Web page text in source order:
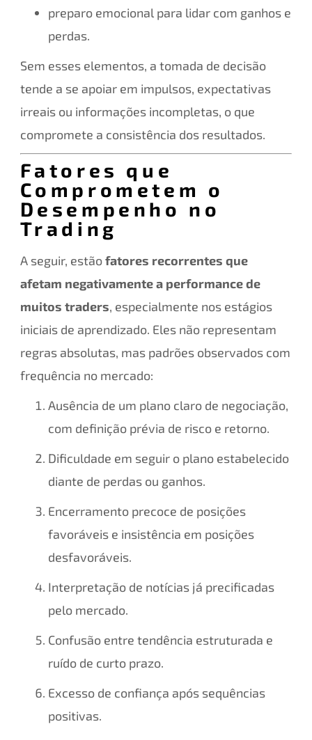
preparo emocional para lidar com ganhos e
perdas.
Sem esses elementos, a tomada de decisão
tende a se apoiar em impulsos, expectativas
irreais ou informações incompletas, o que
compromete a consistência dos resultados.
Fatores que
Comprometem o
Desempenho no
Trading
A seguir, estãofatores recorrentes que
afetam negativamente a performance de
muitos traders, especialmente nos estágios
iniciais de aprendizado. Eles não representam
regras absolutas, mas padrões observados com
frequência no mercado:
Ausência de um plano claro de negociação,
com definição prévia de risco e retorno.
Dificuldade em seguir o plano estabelecido
diante de perdas ou ganhos.
Encerramento precoce de posições
favoráveis e insistência em posições
desfavoráveis.
Interpretação de notícias já precificadas
pelo mercado.
Confusão entre tendência estruturada e
ruído de curto prazo.
Excesso de confiança após sequências
positivas.